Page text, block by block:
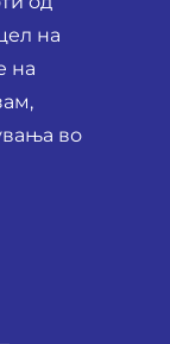
на
на
во